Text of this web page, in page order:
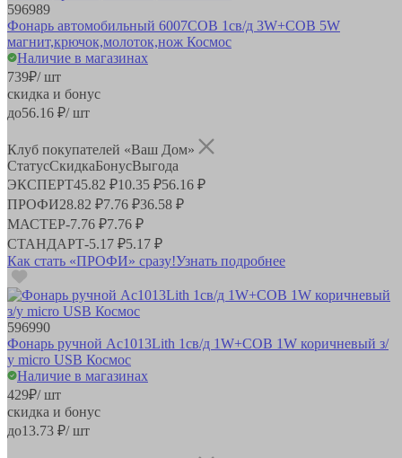
596989
Фонарь автомобильный 6007COB 1св/д 3W+COB 5W
магнит,крючок,молоток,нож Космос
Наличие в магазинах
739₽/ шт
скидка и бонус
до56.16 ₽/ шт
Клуб покупателей «Ваш Дом»
СтатусСкидкаБонусВыгода
ЭКСПЕРТ45.82 ₽10.35 ₽56.16 ₽
ПРОФИ28.82 ₽7.76 ₽36.58 ₽
МАСТЕР-7.76 ₽7.76 ₽
СТАНДАРТ-5.17 ₽5.17 ₽
Как стать «ПРОФИ» сразу!Узнать подробнее
596990
Фонарь ручной Ac1013Lith 1св/д 1W+COB 1W коричневый з/
у micro USB Космос
Наличие в магазинах
429₽/ шт
скидка и бонус
до13.73 ₽/ шт